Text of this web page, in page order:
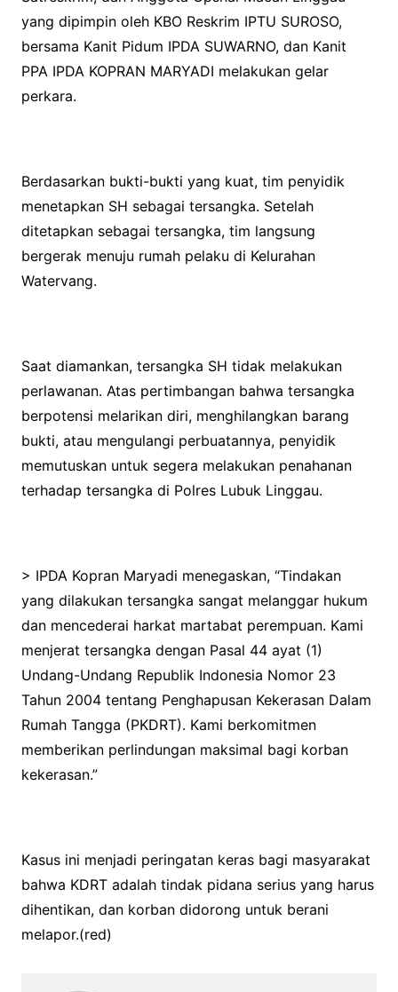
yang dipimpin oleh KBO Reskrim IPTU SUROSO,
bersama Kanit Pidum IPDA SUWARNO, dan Kanit
PPA IPDA KOPRAN MARYADI melakukan gelar
perkara.
Berdasarkan bukti-bukti yang kuat, tim penyidik
menetapkan SH sebagai tersangka. Setelah
ditetapkan sebagai tersangka, tim langsung
bergerak menuju rumah pelaku di Kelurahan
Watervang.
Saat diamankan, tersangka SH tidak melakukan
perlawanan. Atas pertimbangan bahwa tersangka
berpotensi melarikan diri, menghilangkan barang
bukti, atau mengulangi perbuatannya, penyidik
memutuskan untuk segera melakukan penahanan
terhadap tersangka di Polres Lubuk Linggau.
> IPDA Kopran Maryadi menegaskan, “Tindakan
yang dilakukan tersangka sangat melanggar hukum
dan mencederai harkat martabat perempuan. Kami
menjerat tersangka dengan Pasal 44 ayat (1)
Undang-Undang Republik Indonesia Nomor 23
Tahun 2004 tentang Penghapusan Kekerasan Dalam
Rumah Tangga (PKDRT). Kami berkomitmen
memberikan perlindungan maksimal bagi korban
kekerasan.”
Kasus ini menjadi peringatan keras bagi masyarakat
bahwa KDRT adalah tindak pidana serius yang harus
dihentikan, dan korban didorong untuk berani
melapor.(red)